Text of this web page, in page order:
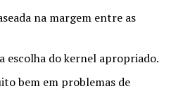
na margem entre as
escolha do kernel apropriado.
bem em problemas de